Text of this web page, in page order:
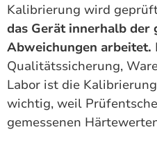
Kalibrierung wird
das Gerät innerhalb der
Abweichungen arbeitet.
Qualitätssicherung,
Labor ist die
wichtig, weil
gemessenen